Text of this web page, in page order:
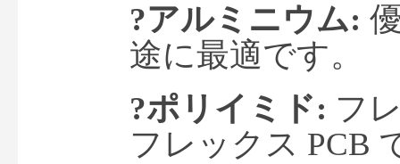
?アルミニウム:
途に最適です。
?ポリイミド: フ
フレックス PCB